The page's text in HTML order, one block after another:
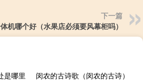
下一篇
机哪个好（水果店必须要风幕柜吗）
是哪里
闵农的古诗歌（闵农的古诗）